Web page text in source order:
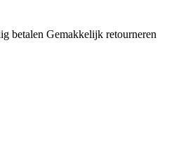
betalen Gemakkelijk retourneren